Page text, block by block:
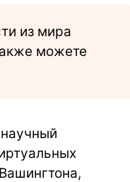
из мира
можете